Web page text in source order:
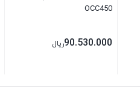
OCC450
90.530.000ریال